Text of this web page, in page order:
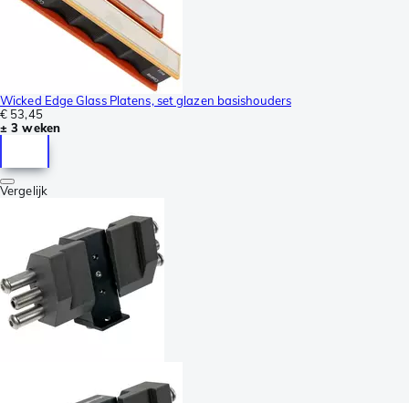
Wicked Edge Glass Platens, set glazen basishouders
€ 53,45
± 3 weken
Vergelijk